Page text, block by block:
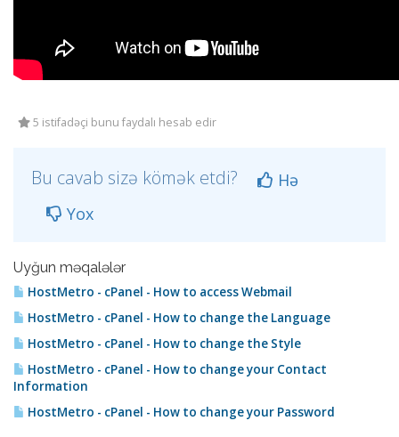
5 istifadəçi bunu faydalı hesab edir
Bu cavab sizə kömək etdi?
Hə
Yox
Uyğun məqalələr
HostMetro - cPanel - How to access Webmail
HostMetro - cPanel - How to change the Language
HostMetro - cPanel - How to change the Style
HostMetro - cPanel - How to change your Contact
Information
HostMetro - cPanel - How to change your Password